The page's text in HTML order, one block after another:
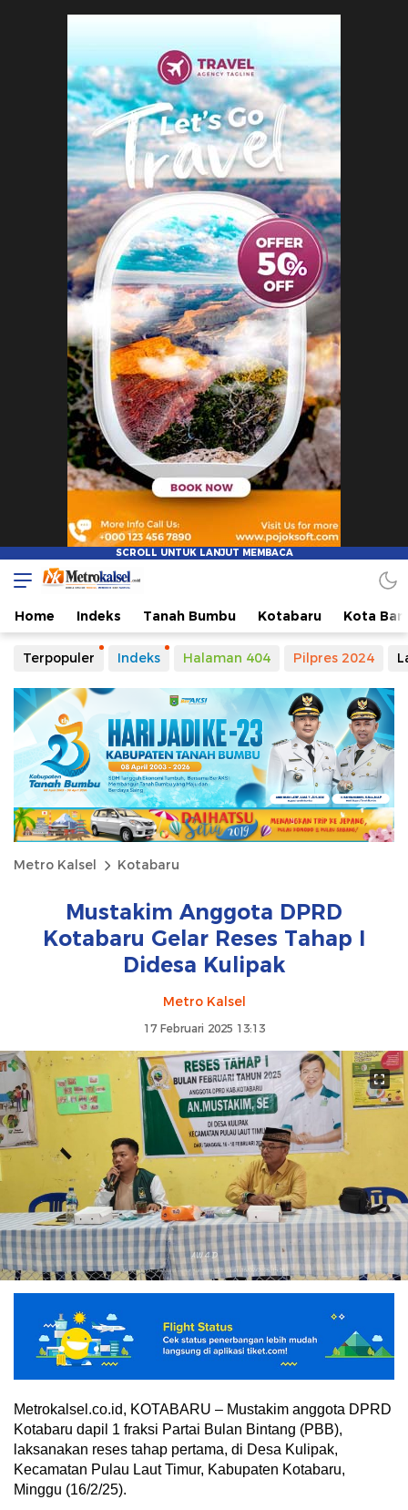
Home Indeks Tanah Bumbu Kotabaru Kota
Terpopuler Indeks Halaman 404 Pilpres 2024
Metro Kalsel Kotabaru
Mustakim Anggota DPRD
Kotabaru Gelar Reses Tahap I
Didesa Kulipak
Metro Kalsel
17 Februari 2025 13:13
Metrokalsel.co.id, KOTABARU – Mustakim anggota DPRD
Kotabaru dapil 1 fraksi Partai Bulan Bintang (PBB),
laksanakan reses tahap pertama, di Desa Kulipak,
Kecamatan Pulau Laut Timur, Kabupaten Kotabaru,
Minggu (16/2/25).